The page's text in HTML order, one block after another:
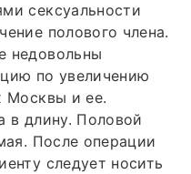
сексуальности
полового члена.
недовольны
по увеличению
Москвы и ее.
в длину. Половой
После операции
следует носить